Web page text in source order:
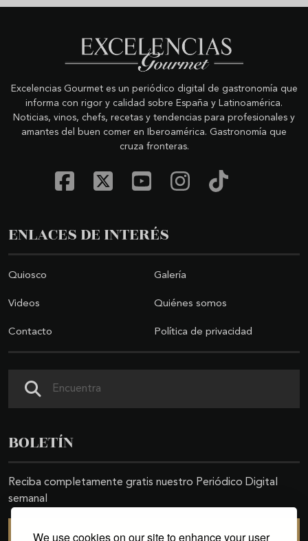
We use cookies on our site to enhance your user
Excelencias Gourmet es un periódico digital de gastronomía que
informa con rigor y calidad sobre España y Latinoamérica.
Noticias, vinos, chefs, recetas y tendencias para profesionales y
amantes del buen comer en Iberoamérica. Gastronomía que
cruza fronteras.
ENLACES DE INTERÉS
Quiosco Galería
Videos Quiénes somos
Contacto Política de privacidad
BOLETÍN
Reciba completamente gratis nuestro Periódico Digital
semanal
SUSCRIBIRSE